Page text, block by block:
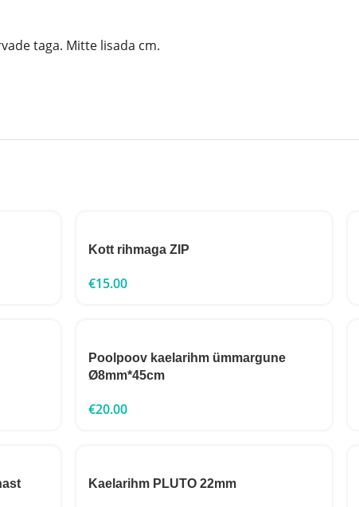
taga. Mitte lisada cm.
Kott rihmaga ZIP
€15.00
Poolpoov kaelarihm ümmargune
Ø8mm*45cm
€20.00
Kaelarihm PLUTO 22mm